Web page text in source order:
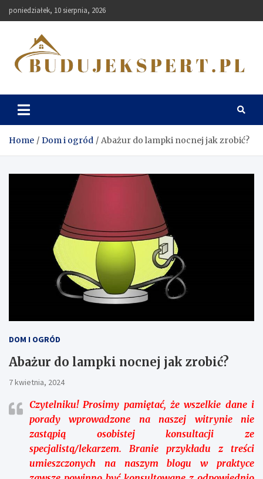
to
poniedziałek, 10 sierpnia, 2026
Budujekspert
Home Dom i ogród Abażur do lampki nocnej jak zrobić?
DOM I OGRÓD
Abażur do lampki nocnej jak zrobić?
7 kwietnia, 2024
Czytelniku!Prosimy pamiętać, że wszelkie dane i
porady wprowadzone na naszej witrynie nie
zastąpią osobistej konsultacji ze
specjalistą/lekarzem. Branie przykładu z treści
umieszczonych na naszym blogu w praktyce